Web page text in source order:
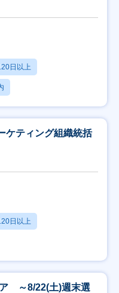
日以上
ケティング組織統括
日以上
ア ～8/22(土)週末選